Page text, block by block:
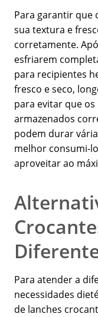
Para garantir que
sua textura e
corretamente.
esfriarem
para recipientes
fresco e seco,
para evitar que os
armazenados
podem durar
melhor consumi-
aproveitar ao
Para atender a
necessidades
de lanches